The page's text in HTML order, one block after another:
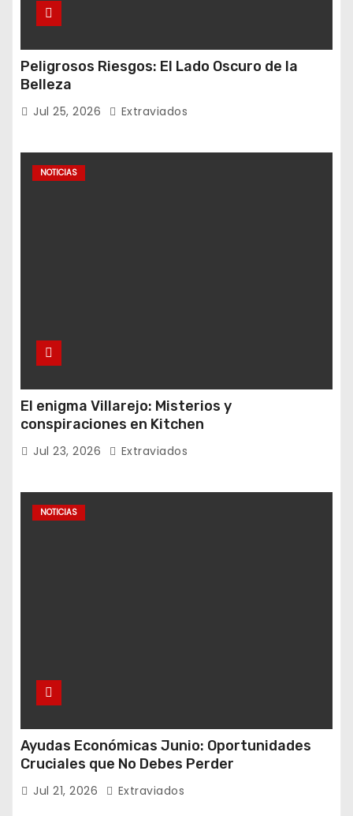
Peligrosos Riesgos: El Lado Oscuro de la
Belleza
Jul 25, 2026 Extraviados
NOTICIAS
El enigma Villarejo: Misterios y
conspiraciones en Kitchen
Jul 23, 2026 Extraviados
NOTICIAS
Ayudas Económicas Junio: Oportunidades
Cruciales que No Debes Perder
Jul 21, 2026 Extraviados